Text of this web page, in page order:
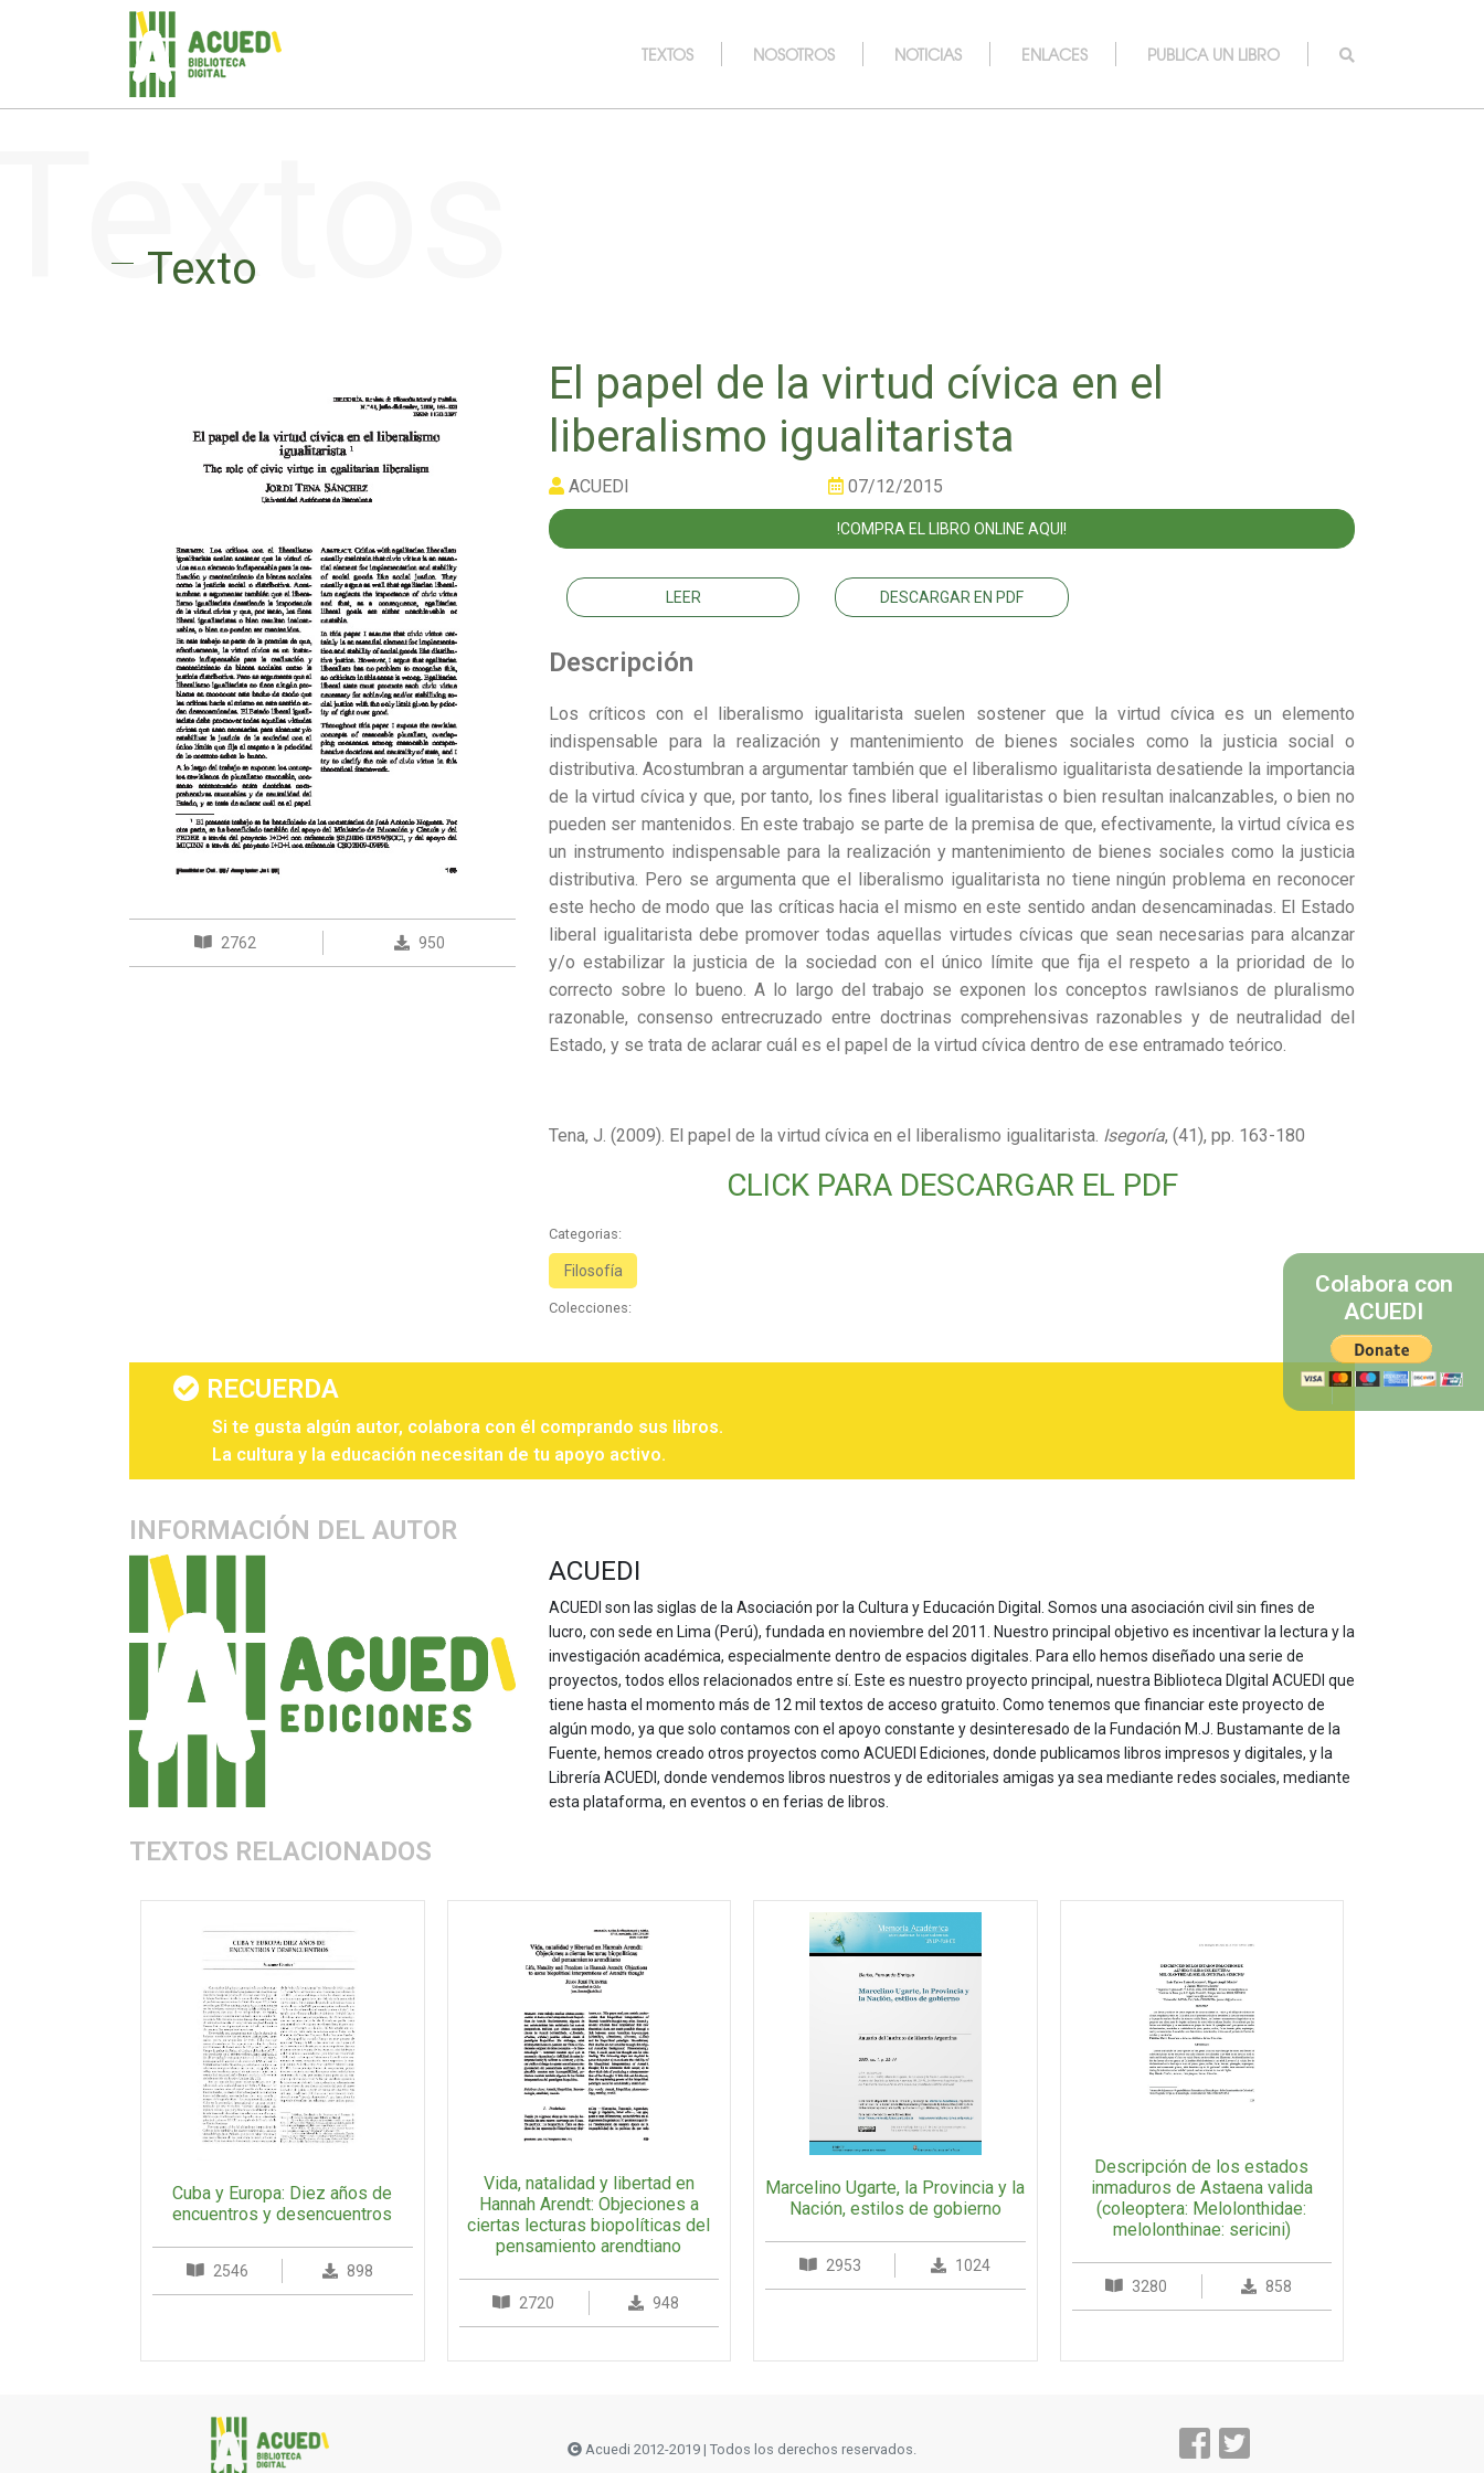
TEXTOS NOSOTROS NOTICIAS ENLACES PUBLICA UN LIBRO
Texto
2762 950
El papel de la virtud cívica en el
liberalismo igualitarista
ACUEDI 07/12/2015
!COMPRA EL LIBRO ONLINE AQUI!
LEER DESCARGAR EN PDF
Descripción
Los críticos con el liberalismo igualitarista suelen sostener que la virtud cívica es un elemento
indispensable para la realización y mantenimiento de bienes sociales como la justicia social o
distributiva. Acostumbran a argumentar también que el liberalismo igualitarista desatiende la importancia
de la virtud cívica y que, por tanto, los fines liberal igualitaristas o bien resultan inalcanzables, o bien no
pueden ser mantenidos. En este trabajo se parte de la premisa de que, efectivamente, la virtud cívica es
un instrumento indispensable para la realización y mantenimiento de bienes sociales como la justicia
distributiva. Pero se argumenta que el liberalismo igualitarista no tiene ningún problema en reconocer
este hecho de modo que las críticas hacia el mismo en este sentido andan desencaminadas. El Estado
liberal igualitarista debe promover todas aquellas virtudes cívicas que sean necesarias para alcanzar
y/o estabilizar la justicia de la sociedad con el único límite que fija el respeto a la prioridad de lo
correcto sobre lo bueno. A lo largo del trabajo se exponen los conceptos rawlsianos de pluralismo
razonable, consenso entrecruzado entre doctrinas comprehensivas razonables y de neutralidad del
Estado, y se trata de aclarar cuál es el papel de la virtud cívica dentro de ese entramado teórico.
Tena, J. (2009). El papel de la virtud cívica en el liberalismo igualitarista. Isegoría, (41), pp. 163-180
CLICK PARA DESCARGAR EL PDF
Categorias:
Filosofía
Colecciones:
RECUERDA
Si te gusta algún autor, colabora con él comprando sus libros.
La cultura y la educación necesitan de tu apoyo activo.
INFORMACIÓN DEL AUTOR
ACUEDI
ACUEDI son las siglas de la Asociación por la Cultura y Educación Digital. Somos una asociación civil sin fines de
lucro, con sede en Lima (Perú), fundada en noviembre del 2011. Nuestro principal objetivo es incentivar la lectura y la
investigación académica, especialmente dentro de espacios digitales. Para ello hemos diseñado una serie de
proyectos, todos ellos relacionados entre sí. Este es nuestro proyecto principal, nuestra Biblioteca DIgital ACUEDI que
tiene hasta el momento más de 12 mil textos de acceso gratuito. Como tenemos que financiar este proyecto de
algún modo, ya que solo contamos con el apoyo constante y desinteresado de la Fundación M.J. Bustamante de la
Fuente, hemos creado otros proyectos como ACUEDI Ediciones, donde publicamos libros impresos y digitales, y la
Librería ACUEDI, donde vendemos libros nuestros y de editoriales amigas ya sea mediante redes sociales, mediante
esta plataforma, en eventos o en ferias de libros.
TEXTOS RELACIONADOS
Cuba y Europa: Diez años de
encuentros y desencuentros
2546 898
Vida, natalidad y libertad en
Hannah Arendt: Objeciones a
ciertas lecturas biopolíticas del
pensamiento arendtiano
2720 948
Marcelino Ugarte, la Provincia y la
Nación, estilos de gobierno
2953 1024
Descripción de los estados
inmaduros de Astaena valida
(coleoptera: Melolonthidae:
melolonthinae: sericini)
3280 858
Colabora con
ACUEDI
Acuedi 2012-2019 | Todos los derechos reservados.